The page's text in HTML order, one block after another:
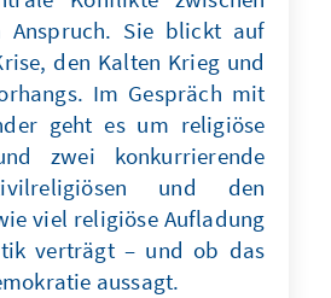
Anspruch. Sie blickt auf
den Kalten Krieg und
Im Gespräch mit
geht es um religiöse
zwei konkurrierende
und den
viel religiöse Aufladung
verträgt – und ob das
aussagt.